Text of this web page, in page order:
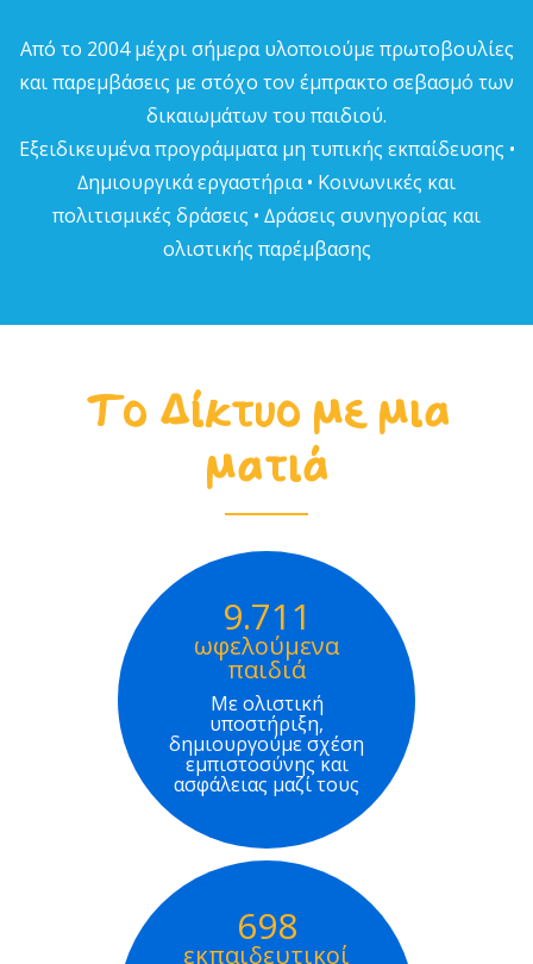
Από το 2004 µέχρι σήµερα υλοποιούµε πρωτοβουλίες
και παρεµβάσεις µε στόχο τον έµπρακτο σεβασµό των
δικαιωµάτων του παιδιού.
Εξειδικευµένα προγράµµατα µη τυπικής εκπαίδευσης •
∆ηµιουργικά εργαστήρια • Κοινωνικές και
πολιτισµικές δράσεις • ∆ράσεις συνηγορίας και
ολιστικής παρέµβασης
Το Δίκτυο με μια
ματιά
9.711
ωφελούμενα
παιδιά
Με ολιστική
υποστήριξη,
δημιουργούμε σχέση
εμπιστοσύνης και
ασφάλειας μαζί τους
698
εκπαιδευτικοί